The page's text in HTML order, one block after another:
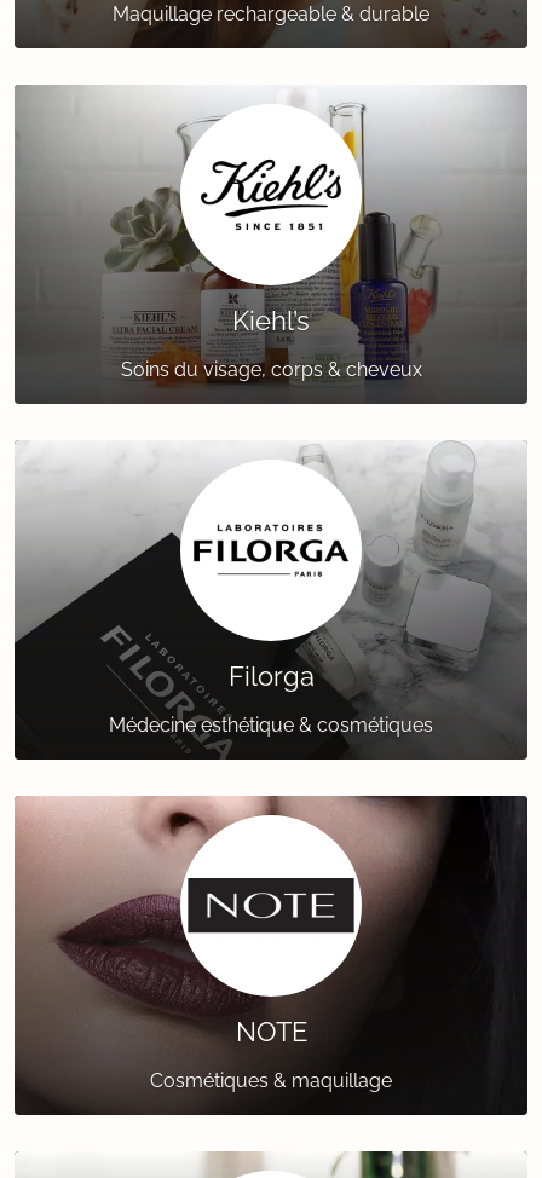
Maquillage rechargeable & durable
Kiehl’s
Soins du visage, corps & cheveux
Filorga
Médecine esthétique & cosmétiques
NOTE
Cosmétiques & maquillage